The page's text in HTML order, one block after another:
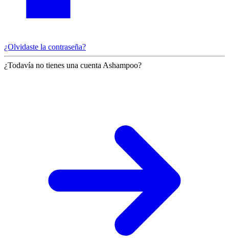
¿Olvidaste la contraseña?
¿Todavía no tienes una cuenta Ashampoo?